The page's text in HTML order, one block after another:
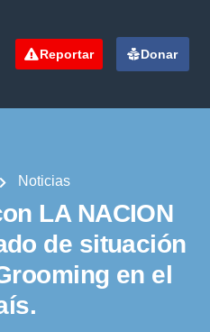
Reportar Donar
Noticias
LA NACION
de situación
en el